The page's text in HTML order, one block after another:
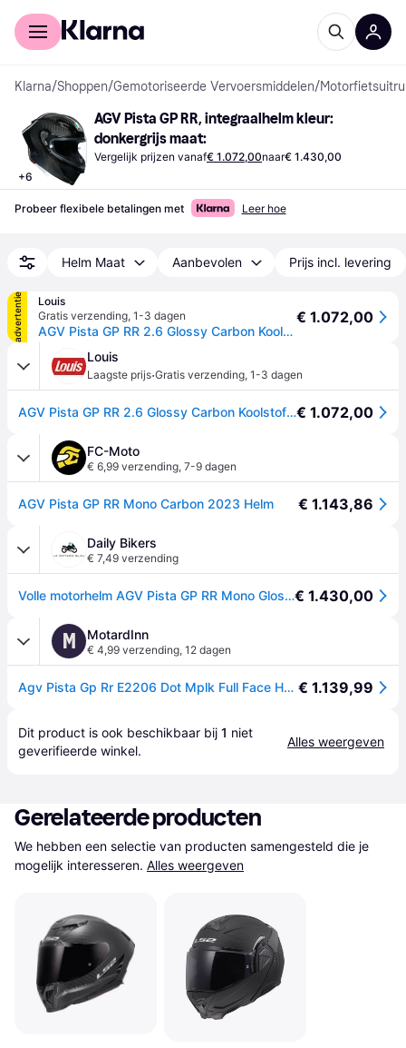
Voor shoppers
Klarna/Shoppen/Gemotoriseerde Vervoersmiddelen/
+6
AGV Pista GP RR, integraalhelm kleur:
donkergrijs maat:
Vergelijk prijzen vanaf€ 1.072,00naar€ 1.430,00
Probeer flexibele betalingen met Leer hoe
Helm Maat Aanbevolen Prijs incl. levering
advertentie
Louis
Gratis verzending, 1-3 dagen
AGV Pista GP RR 2.6 Glossy Carbon Koolstof 2XL zwart
€ 1.072,00
Louis
Laagste prijs·Gratis verzending, 1-3 dagen
AGV Pista GP RR 2.6 Glossy Carbon Koolstof 2XL zwart€ 1.072,00
FC-Moto
€ 6,99 verzending, 7-9 dagen
AGV Pista GP RR Mono Carbon 2023 Helm € 1.143,86
Daily Bikers
€ 7,49 verzending
Volle motorhelm AGV Pista GP RR Mono Glossy Carbon - Noir€ 1.430,00
M MotardInn
€ 4,99 verzending, 12 dagen
Agv Pista Gp Rr E2206 Dot Mplk Full Face Helmet Zwart 2XL € 1.139,99
Dit product is ook beschikbaar bij 1 niet
geverifieerde winkel.
Alles weergeven
Gerelateerde producten
We hebben een selectie van producten samengesteld die je
mogelijk interesseren. Alles weergeven